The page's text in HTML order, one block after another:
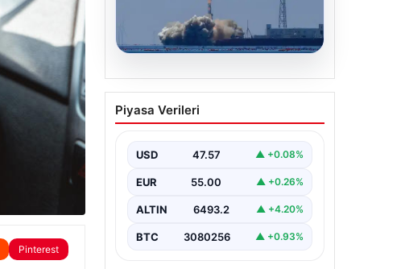
Pinterest
Çin, 2 hiperspektral
görüntüleme uydusunu
Piyasa Verileri
USD 47.57 ▲ +0.08%
EUR 55.00 ▲ +0.26%
ALTIN 6493.2 ▲ +4.20%
BTC 3080256 ▲ +0.93%